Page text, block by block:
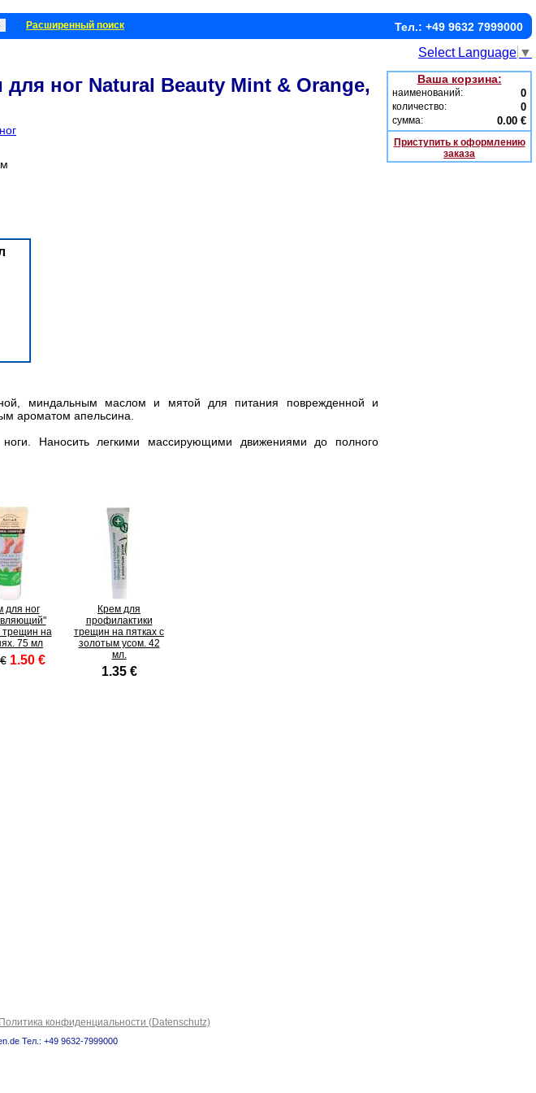
Расширенный поиск Тел.: +49 9632 7999000
Select Language ▼
для ног Natural Beauty Mint & Orange,
миндальным маслом и мятой для питания поврежденной и
ароматом апельсина.
Наносить легкими массирующими движениями до полного
для ног
трещин на
75 мл
1.50 €
Крем для
профилактики
трещин на пятках с
золотым усом. 42
мл.
1.35 €
Ваша корзина:
наименований: 0
количество: 0
сумма: 0.00 €
Приступить к оформлению
заказа
Политика конфиденциальности (Datenschutz)
Тел.: +49 9632-7999000